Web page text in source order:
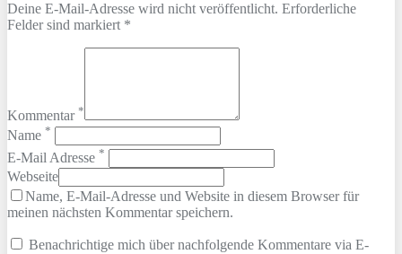
Deine E-Mail-Adresse wird nicht veröffentlicht. Erforderliche
Felder sind markiert *
Kommentar *
Name *
E-Mail Adresse *
Webseite
Name, E-Mail-Adresse und Website in diesem Browser für
meinen nächsten Kommentar speichern.
Benachrichtige mich über nachfolgende Kommentare via E-